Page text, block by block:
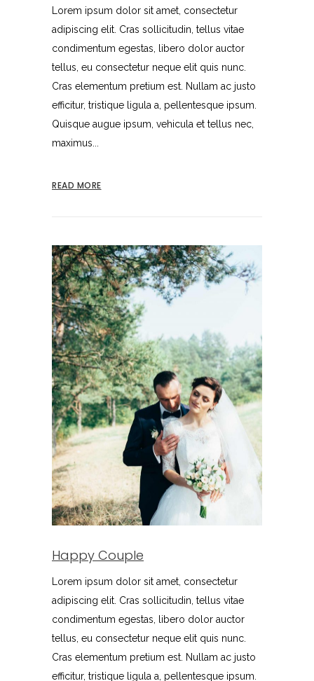
Lorem ipsum dolor sit amet, consectetur
adipiscing elit. Cras sollicitudin, tellus vitae
condimentum egestas, libero dolor auctor
tellus, eu consectetur neque elit quis nunc.
Cras elementum pretium est. Nullam ac justo
efficitur, tristique ligula a, pellentesque ipsum.
Quisque augue ipsum, vehicula et tellus nec,
maximus...
READ MORE
Happy Couple
Lorem ipsum dolor sit amet, consectetur
adipiscing elit. Cras sollicitudin, tellus vitae
condimentum egestas, libero dolor auctor
tellus, eu consectetur neque elit quis nunc.
Cras elementum pretium est. Nullam ac justo
efficitur, tristique ligula a, pellentesque ipsum.